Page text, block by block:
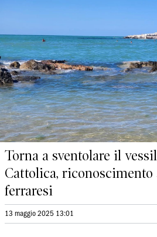
Torna a sventolare il
Cattolica,
ferraresi
13 maggio 2025 13:01